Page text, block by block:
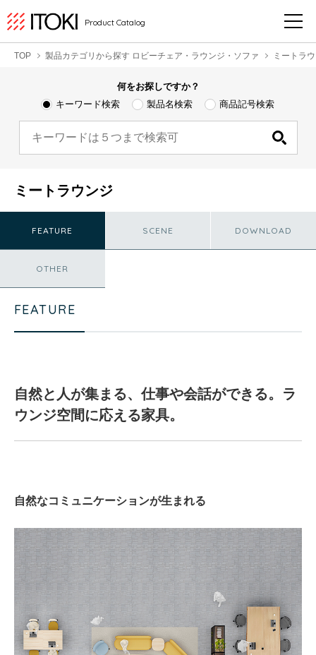
Product Catalog
TOP 製品カテゴリから探す ロビーチェア・ラウンジ・ソファ ミートラ
何をお探しですか？
キーワード検索
製品名検索 商品記号検索
ミートラウンジ
FEATURE SCENE DOWNLOAD
OTHER
FEATURE
自然と人が集まる、仕事や会話ができる。ラ
ウンジ空間に応える家具。
自然なコミュニケーションが生まれる